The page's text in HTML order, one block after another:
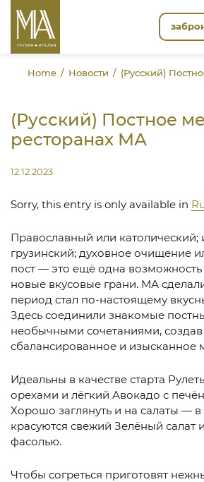
Home Новости
(Русский)
(Русский) Постное
ресторанах МА
12.12.2023
Sorry, this entry is only available in
Православный или католический;
грузинский; духовное очищение
пост — это ещё одна возможность
новые вкусовые грани. МА
период стал по-настоящему
Здесь соединили знакомые
необычными сочетаниями, создав
сбалансированное и изысканное
Идеальны в качестве старта
орехами и лёгкий Авокадо с
Хорошо заглянуть и на салаты —
красуются свежий Зелёный салат
фасолью.
Чтобы согреться приготовят